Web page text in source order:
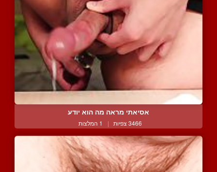
אסיאתי מראה מה הוא יודע
3466 צפיות | 1 המלצות